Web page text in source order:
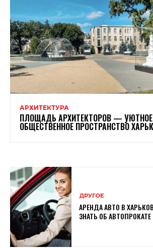
АРХИТЕКТУРА
ПЛОЩАДЬ АРХИТЕКТОРОВ — УЮТНОЕ
ОБЩЕСТВЕННОЕ ПРОСТРАНСТВО
ДРУГОЕ
АРЕНДА АВТО В
ЗНАТЬ ОБ АВТОПРОКАТЕ